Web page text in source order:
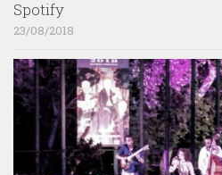
Spotify
23/08/2018